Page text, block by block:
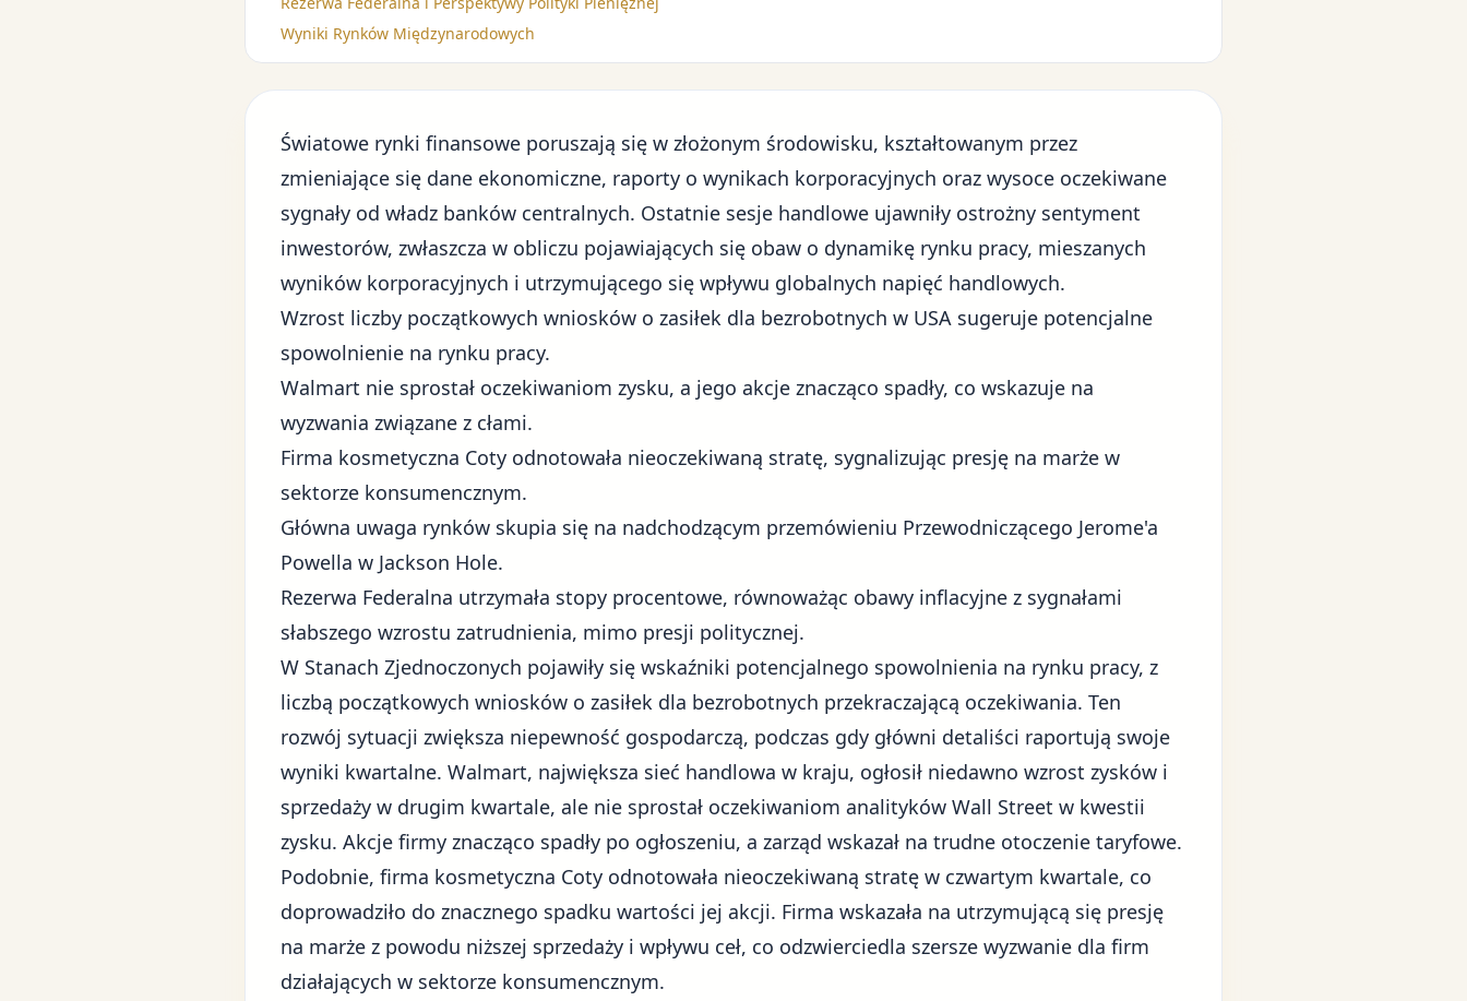
Wyniki Rynków Międzynarodowych
Światowe rynki finansowe poruszają się w złożonym środowisku, kształtowanym przez
zmieniające się dane ekonomiczne, raporty o wynikach korporacyjnych oraz wysoce oczekiwane
sygnały od władz banków centralnych. Ostatnie sesje handlowe ujawniły ostrożny sentyment
inwestorów, zwłaszcza w obliczu pojawiających się obaw o dynamikę rynku pracy, mieszanych
wyników korporacyjnych i utrzymującego się wpływu globalnych napięć handlowych.
Wzrost liczby początkowych wniosków o zasiłek dla bezrobotnych w USA sugeruje potencjalne
spowolnienie na rynku pracy.
Walmart nie sprostał oczekiwaniom zysku, a jego akcje znacząco spadły, co wskazuje na
wyzwania związane z cłami.
Firma kosmetyczna Coty odnotowała nieoczekiwaną stratę, sygnalizując presję na marże w
sektorze konsumencznym.
Główna uwaga rynków skupia się na nadchodzącym przemówieniu Przewodniczącego Jerome'a
Powella w Jackson Hole.
Rezerwa Federalna utrzymała stopy procentowe, równoważąc obawy inflacyjne z sygnałami
słabszego wzrostu zatrudnienia, mimo presji politycznej.
W Stanach Zjednoczonych pojawiły się wskaźniki potencjalnego spowolnienia na rynku pracy, z
liczbą początkowych wniosków o zasiłek dla bezrobotnych przekraczającą oczekiwania. Ten
rozwój sytuacji zwiększa niepewność gospodarczą, podczas gdy główni detaliści raportują swoje
wyniki kwartalne. Walmart, największa sieć handlowa w kraju, ogłosił niedawno wzrost zysków i
sprzedaży w drugim kwartale, ale nie sprostał oczekiwaniom analityków Wall Street w kwestii
zysku. Akcje firmy znacząco spadły po ogłoszeniu, a zarząd wskazał na trudne otoczenie taryfowe.
Podobnie, firma kosmetyczna Coty odnotowała nieoczekiwaną stratę w czwartym kwartale, co
doprowadziło do znacznego spadku wartości jej akcji. Firma wskazała na utrzymującą się presję
na marże z powodu niższej sprzedaży i wpływu ceł, co odzwierciedla szersze wyzwanie dla firm
działających w sektorze konsumencznym.